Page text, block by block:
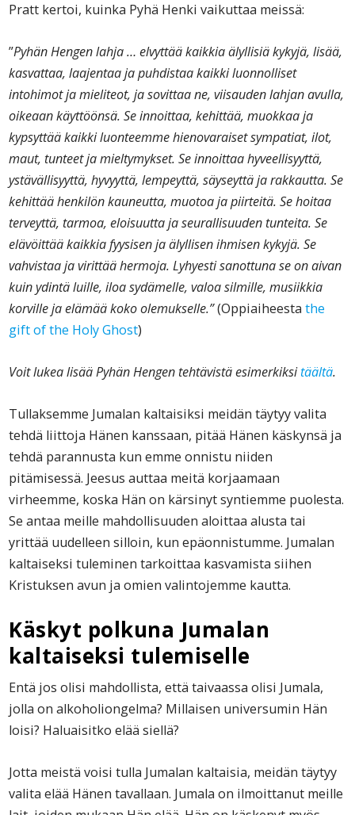
Pratt kertoi, kuinka Pyhä Henki vaikuttaa meissä:
”Pyhän Hengen lahja … elvyttää kaikkia älyllisiä kykyjä, lisää,
kasvattaa, laajentaa ja puhdistaa kaikki luonnolliset
intohimot ja mieliteot, ja sovittaa ne, viisauden lahjan avulla,
oikeaan käyttöönsä. Se innoittaa, kehittää, muokkaa ja
kypsyttää kaikki luonteemme hienovaraiset sympatiat, ilot,
maut, tunteet ja mieltymykset. Se innoittaa hyveellisyyttä,
ystävällisyyttä, hyvyyttä, lempeyttä, säyseyttä ja rakkautta. Se
kehittää henkilön kauneutta, muotoa ja piirteitä. Se hoitaa
terveyttä, tarmoa, eloisuutta ja seurallisuuden tunteita. Se
elävöittää kaikkia fyysisen ja älyllisen ihmisen kykyjä. Se
vahvistaa ja virittää hermoja. Lyhyesti sanottuna se on aivan
kuin ydintä luille, iloa sydämelle, valoa silmille, musiikkia
korville ja elämää koko olemukselle.”(Oppiaiheestathe
gift of the Holy Ghost)
Voit lukea lisää Pyhän Hengen tehtävistä esimerkiksitäältä.
Tullaksemme Jumalan kaltaisiksi meidän täytyy valita
tehdä liittoja Hänen kanssaan, pitää Hänen käskynsä ja
tehdä parannusta kun emme onnistu niiden
pitämisessä. Jeesus auttaa meitä korjaamaan
virheemme, koska Hän on kärsinyt syntiemme puolesta.
Se antaa meille mahdollisuuden aloittaa alusta tai
yrittää uudelleen silloin, kun epäonnistumme. Jumalan
kaltaiseksi tuleminen tarkoittaa kasvamista siihen
Kristuksen avun ja omien valintojemme kautta.
Käskyt polkuna Jumalan
kaltaiseksi tulemiselle
Entä jos olisi mahdollista, että taivaassa olisi Jumala,
jolla on alkoholiongelma? Millaisen universumin Hän
loisi? Haluaisitko elää siellä?
Jotta meistä voisi tulla Jumalan kaltaisia, meidän täytyy
valita elää Hänen tavallaan. Jumala on ilmoittanut meille